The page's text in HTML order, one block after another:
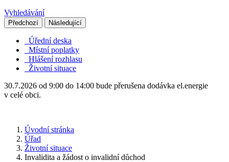
Vyhledávání
Předchozí Následující
Úřední deska
Místní poplatky
Hlášení rozhlasu
Životní situace
30.7.2026 od 9:00 do 14:00 bude přerušena dodávka el.energie
v celé obci.
Úvodní stránka
Úřad
Životní situace
Invalidita a žádost o invalidní důchod